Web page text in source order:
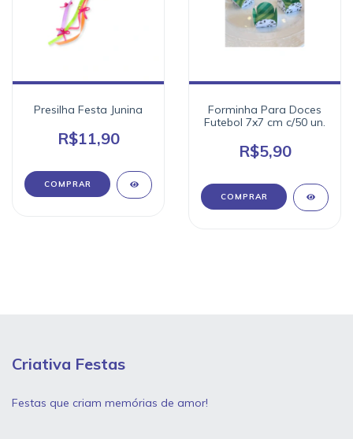
Presilha Festa Junina
R$11,90
Forminha Para Doces
Futebol 7x7 cm c/50 un.
R$5,90
Criativa Festas
Festas que criam memórias de amor!